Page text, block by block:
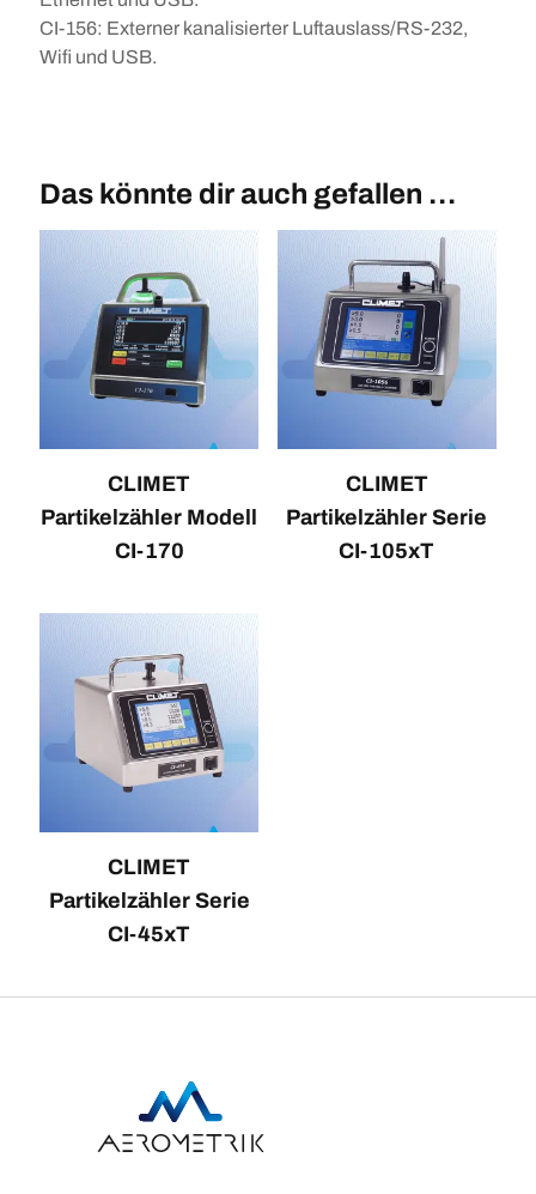
CI-156: Externer kanalisierter Luftauslass/RS-232,
Wifi und USB.
Das könnte dir auch gefallen …
CLIMET
Partikelzähler Modell
CI-170
CLIMET
Partikelzähler Serie
CI-105xT
CLIMET
Partikelzähler Serie
CI-45xT